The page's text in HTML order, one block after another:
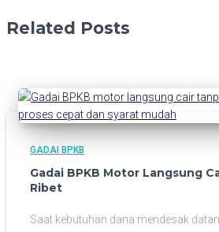
Related Posts
GADAI BPKB
Gadai BPKB Motor Langsung
Ribet
Saat kebutuhan dana mendesak